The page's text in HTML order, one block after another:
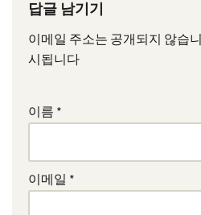
답글 남기기
이메일 주소는 공개되지 않습
시됩니다
이름 *
이메일 *